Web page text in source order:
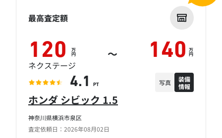
神奈川県横浜市泉区
査定依頼日：2026年08月02日
ホンダ シビック 1.5
最高査定額
120 万
円 ～ 140 万
円
ネクステージ
4.1 PT 写真
装備
情報